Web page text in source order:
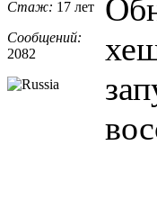
Стаж: 17 лет
Сообщений:
2082